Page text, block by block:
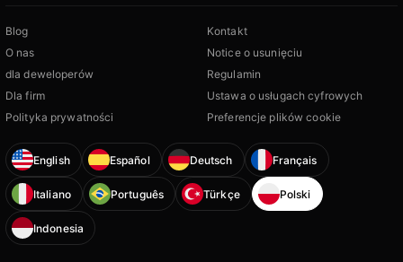
Blog
O nas
dla deweloperów
Dla firm
Polityka prywatności
Kontakt
Notice o usunięciu
Regulamin
Ustawa o usługach cyfrowych
Preferencje plików cookie
English Español Deutsch Français
Italiano Português Türkçe Polski
Indonesia